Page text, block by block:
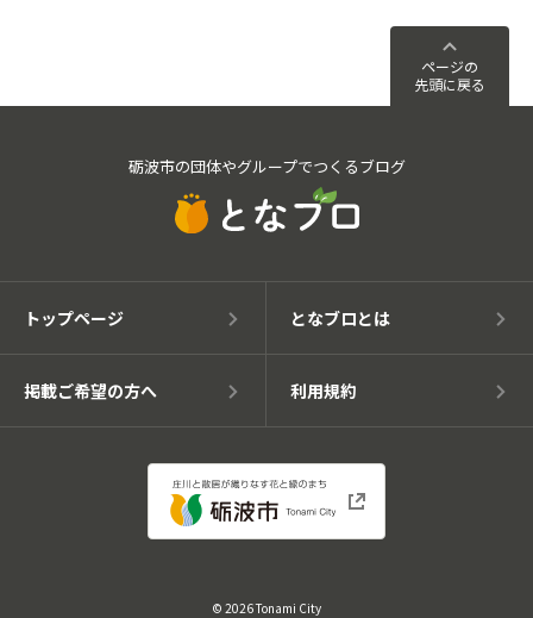
ページの
先頭に戻る
砺波市の団体やグループでつくるブログ
トップページ となブロとは
掲載ご希望の方へ 利用規約
© 2026 Tonami City